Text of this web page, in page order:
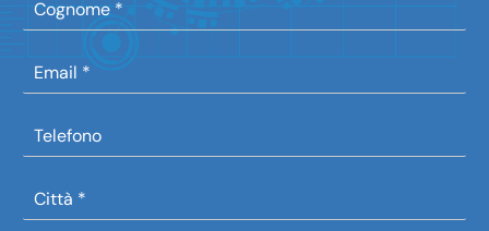
o m
l
f